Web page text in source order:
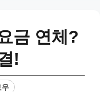
금 연체?
!
우